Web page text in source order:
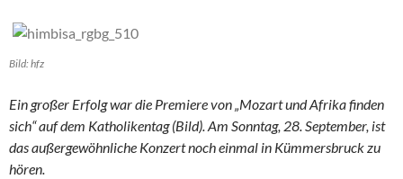
Bild: hfz
Ein großer Erfolg war die Premiere von „Mozart und Afrika finden
sich“ auf dem Katholikentag (Bild). Am Sonntag, 28. September, ist
das außergewöhnliche Konzert noch einmal in Kümmersbruck zu
hören.